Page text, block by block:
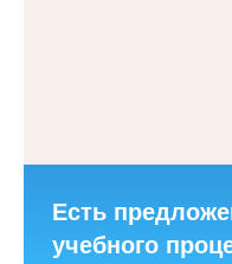
Есть
учебного